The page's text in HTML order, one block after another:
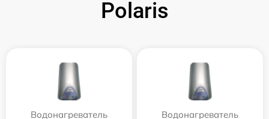
Polaris
Водонагреватель
Водонагреватель